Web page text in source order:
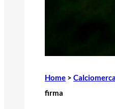
Home >
firma